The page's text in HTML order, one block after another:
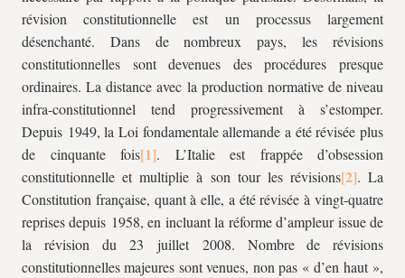
révision constitutionnelle est un processus largement
désenchanté. Dans de nombreux pays, les révisions
constitutionnelles sont devenues des procédures presque
ordinaires. La distance avec la production normative de niveau
infra-constitutionnel tend progressivement à s’estomper.
Depuis 1949, la Loi fondamentale allemande a été révisée plus
de cinquante fois
. L’Italie est frappée d’obsession
constitutionnelle et multiplie à son tour les révisions
. La
Constitution française, quant à elle, a été révisée à vingt-quatre
reprises depuis 1958, en incluant la réforme d’ampleur issue de
la révision du 23 juillet 2008. Nombre de révisions
constitutionnelles majeures sont venues, non pas « d’en haut »,